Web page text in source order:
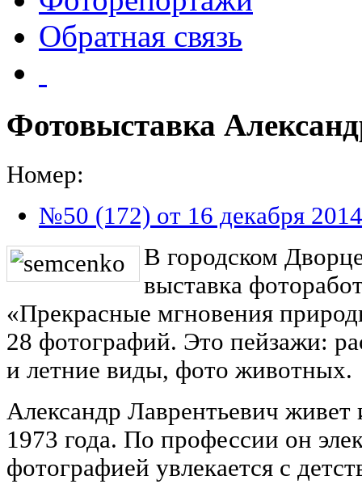
Обратная связь
Фотовыставка
Номер:
№50 (172) от 16 декабря 2014
В городском
выставка
«Прекрасные мгновения
28 фотографий. Это пейзажи:
и летние виды, фото животных.
Александр Лаврентьевич живет
1973 года. По профессии он
фотографией увлекается с